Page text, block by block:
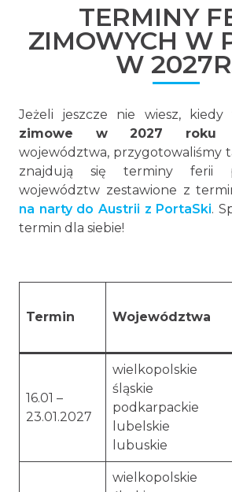
TERMINY
ZIMOWYCH W
W
Jeżeli jeszcze nie wiesz, kiedy
zimowe w 2027 roku
województwa, przygotowaliśmy
znajdują się terminy ferii
województw zestawione z
na narty do Austrii z PortaSki.
termin dla siebie!
Termin Województwa
16.01 –
23.01.2027
wielkopolskie
śląskie
podkarpackie
lubelskie
lubuskie
wielkopolskie